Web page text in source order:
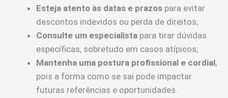
Esteja atento às datas e prazos para evitar
descontos indevidos ou perda de direitos;
Consulte um especialista para tirar dúvidas
específicas, sobretudo em casos atípicos;
Mantenha uma postura profissional e cordial,
pois a forma como se sai pode impactar
futuras referências e oportunidades.